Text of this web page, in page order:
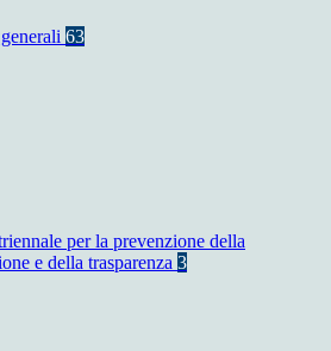
63
per la prevenzione della
e della trasparenza 3